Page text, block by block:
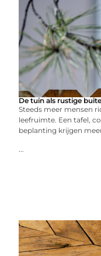
De tuin als rustige
Steeds meer mensen
leefruimte. Een tafel,
beplanting krijgen
...